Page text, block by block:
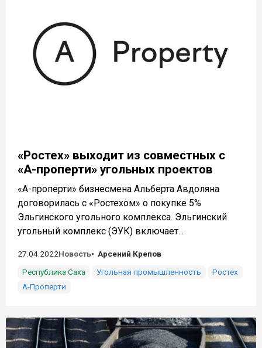
«Ростех» выходит из совместных с
«А-проперти» угольных проектов
«А-проперти» бизнесмена Альберта Авдоляна
договорилась с «Ростехом» о покупке 5%
Эльгинского угольного комплекса. Эльгинский
угольный комплекс (ЭУК) включает...
27.04.2022Новость
Арсений Крепов
Республика Саха
Угольная промышленность
Ростех
А-Проперти